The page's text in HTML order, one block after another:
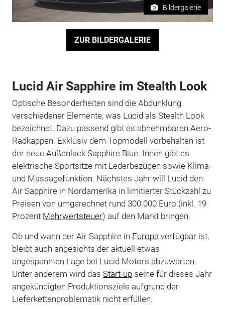
Bildergalerie
ZUR BILDERGALERIE
Lucid Air Sapphire im Stealth Look
Optische Besonderheiten sind die Abdunklung
verschiedener Elemente, was Lucid als Stealth Look
bezeichnet. Dazu passend gibt es abnehmbaren Aero-
Radkappen. Exklusiv dem Topmodell vorbehalten ist
der neue Außenlack Sapphire Blue. Innen gibt es
elektrische Sportsitze mit Lederbezügen sowie Klima-
und Massagefunktion. Nächstes Jahr will Lucid den
Air Sapphire in Nordamerika in limitierter Stückzahl zu
Preisen von umgerechnet rund 300.000 Euro (inkl. 19
Prozent Mehrwertsteuer) auf den Markt bringen.
Ob und wann der Air Sapphire in Europa verfügbar ist,
bleibt auch angesichts der aktuell etwas
angespannten Lage bei Lucid Motors abzuwarten.
Unter anderem wird das Start-upseine für dieses Jahr
angekündigten Produktionsziele aufgrund der
Lieferkettenproblematik nicht erfüllen.